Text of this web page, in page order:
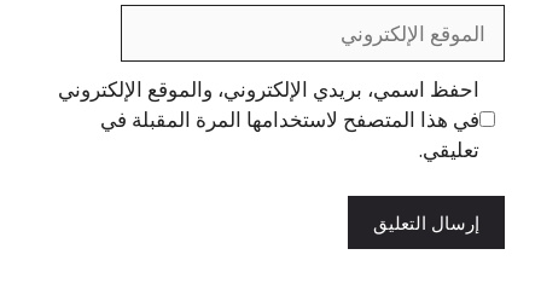
الموقع
الإلكتروني
احفظ اسمي، بريدي الإلكتروني، والموقع الإلكتروني
في هذا المتصفح لاستخدامها المرة المقبلة في
تعليقي.